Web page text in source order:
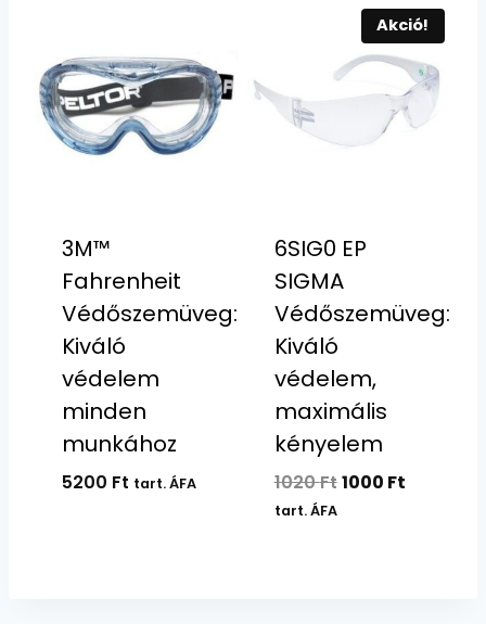
3M™
Fahrenheit
Védőszemüveg:
Kiváló
védelem
minden
munkához
5200 Ft tart. ÁFA
Akció!
6SIG0 EP
SIGMA
Védőszemüveg:
Kiváló
védelem,
maximális
kényelem
1020FtOriginal
1000 FtCurrent
tart. ÁFA